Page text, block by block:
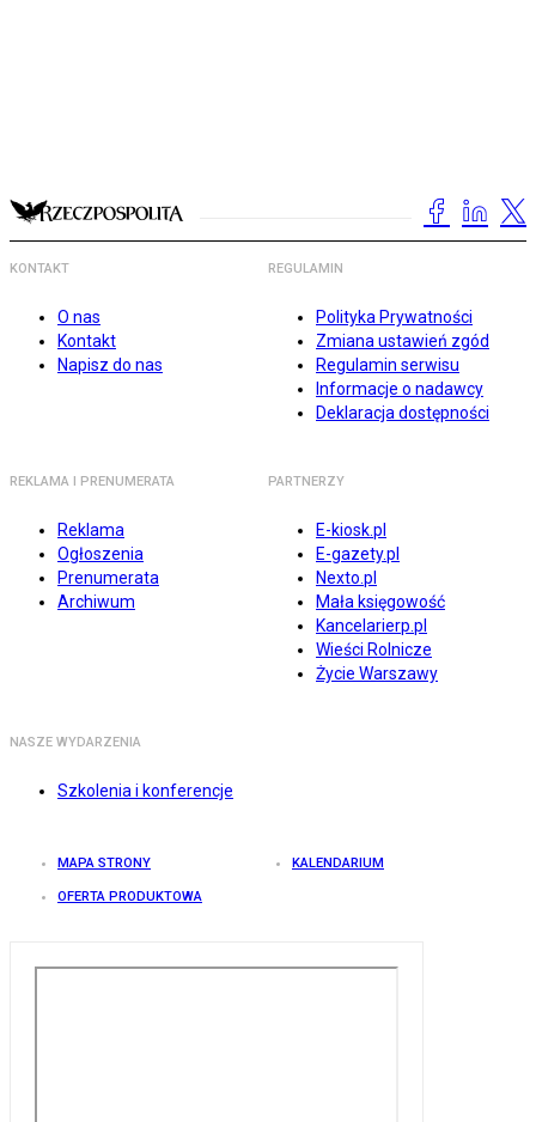
KONTAKT
O nas
Kontakt
Napisz do nas
REGULAMIN
Polityka Prywatności
Zmiana ustawień zgód
Regulamin serwisu
Informacje o nadawcy
Deklaracja dostępności
REKLAMA I PRENUMERATA
Reklama
Ogłoszenia
Prenumerata
Archiwum
PARTNERZY
E-kiosk.pl
E-gazety.pl
Nexto.pl
Mała księgowość
Kancelarierp.pl
Wieści Rolnicze
Życie Warszawy
NASZE WYDARZENIA
Szkolenia i konferencje
MAPA STRONY KALENDARIUM
OFERTA PRODUKTOWA